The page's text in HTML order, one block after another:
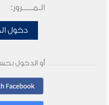
الـمـــــرور:
دخول
أو الدخول